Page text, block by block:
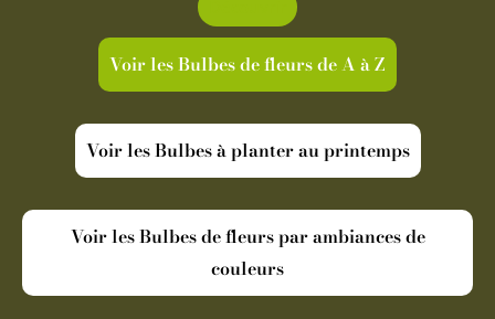
Voir les Bulbes de fleurs de A à Z
Voir les Bulbes à planter au printemps
Voir les Bulbes de fleurs par ambiances de
couleurs